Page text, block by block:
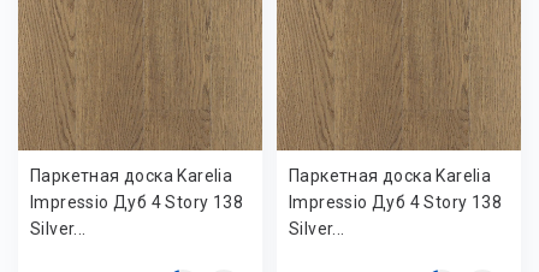
Паркетная доска Karelia
Impressio Дуб 4 Story 138
Silver...
Паркетная доска Karelia
Impressio Дуб 4 Story 138
Silver...